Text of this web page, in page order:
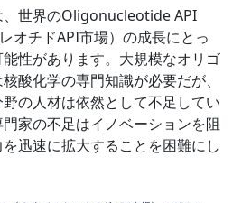
、世界のOligonucleotide API
オチドAPI市場）の成長にとっ
性があります。大規模なオリゴ
酸化学の専門知識が必要だが、
の人材は依然として不足してい
家の不足はイノベーションを阻
迅速に拡大することを困難にし